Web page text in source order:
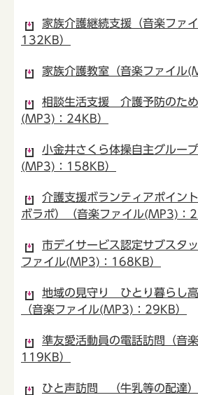
家族介護継続支援（音楽ファ
132KB）
家族介護教室（音楽ファイル
相談生活支援 介護予防のた
(MP3)：24KB）
小金井さくら体操自主グルー
(MP3)：158KB）
介護支援ボランティアポイン
ボラポ）（音楽ファイル(MP3)：
市デイサービス認定サブスタ
ファイル(MP3)：168KB）
地域の見守り ひとり暮らし
（音楽ファイル(MP3)：29KB）
準友愛活動員の電話訪問（音
119KB）
ひと声訪問 （牛乳等の配達